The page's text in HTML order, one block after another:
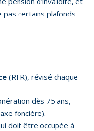
pas certains plafonds.
(RFR), révisé chaque
dès 75 ans,
foncière).
doit être occupée à